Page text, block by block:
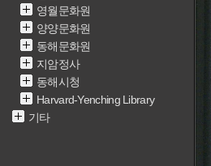
영월문화원
양양문화원
동해문화원
지암정사
동해시청
Harvard-Yenching Library
기타